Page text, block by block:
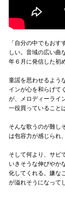
「自分の中でもお
しい。音域の広い曲
年６月に発信した初
童謡を思わせるよう
インが心を和らげて
が、メロディーライ
一役買っていること
そんな歌うのが難し
は包容力が感じられ
そして何より、サビ
いきそうな伸びやか
化してくれる。嫌な
が溢れそうになって